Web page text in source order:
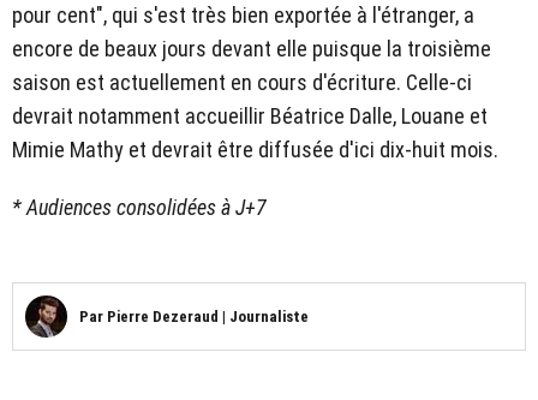
pour cent", qui s'est très bien exportée à l'étranger, a
encore de beaux jours devant elle puisque la troisième
saison est actuellement en cours d'écriture. Celle-ci
devrait notamment accueillir Béatrice Dalle, Louane et
Mimie Mathy et devrait être diffusée d'ici dix-huit mois.
* Audiences consolidées à J+7
Par Pierre Dezeraud | Journaliste